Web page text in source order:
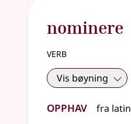
nominere
verb
Vis bøyning
Opphav fra latin